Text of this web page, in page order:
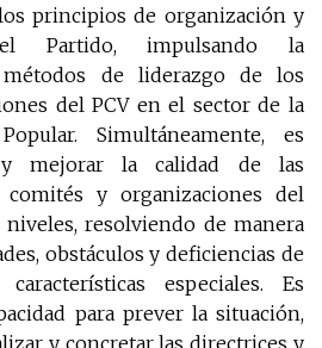
principios de organización y
Partido, impulsando la
de liderazgo de los
del PCV en el sector de la
Simultáneamente, es
mejorar la calidad de las
y organizaciones del
resolviendo de manera
obstáculos y deficiencias de
especiales. Es
para prever la situación,